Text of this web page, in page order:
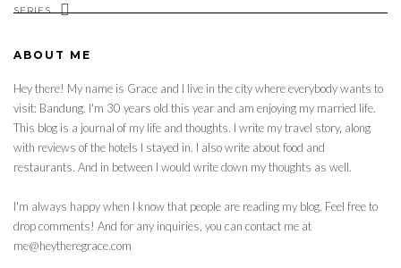
SERIES
ABOUT ME
Hey there! My name is Grace and I live in the city where everybody wants to
visit: Bandung. I'm 30 years old this year and am enjoying my married life.
This blog is a journal of my life and thoughts. I write my travel story, along
with reviews of the hotels I stayed in. I also write about food and
restaurants. And in between I would write down my thoughts as well.
I'm always happy when I know that people are reading my blog. Feel free to
drop comments! And for any inquiries, you can contact me at
me@heytheregrace.com